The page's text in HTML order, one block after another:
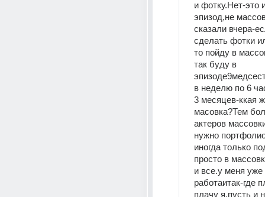
и фотку.Нет-это
эпизод,не
сказали вчера-
сделать фотки
то пойду в
так буду в
в неделю по 6
3 месяцев-ккая
масовка?Тем
актеров
нужно
иногда только
просто в
и все.у меня уже
работаитак-где
плачу я,пусть и